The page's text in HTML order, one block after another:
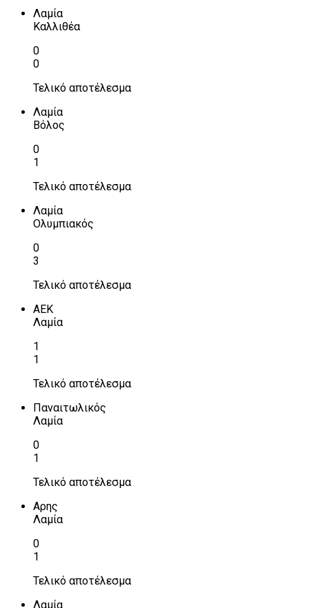
Λαμία
Καλλιθέα
0
0
Τελικό αποτέλεσμα
Λαμία
Βόλος
0
1
Τελικό αποτέλεσμα
Λαμία
Ολυμπιακός
0
3
Τελικό αποτέλεσμα
ΑΕΚ
Λαμία
1
1
Τελικό αποτέλεσμα
Παναιτωλικός
Λαμία
0
1
Τελικό αποτέλεσμα
Αρης
Λαμία
0
1
Τελικό αποτέλεσμα
Λαμία